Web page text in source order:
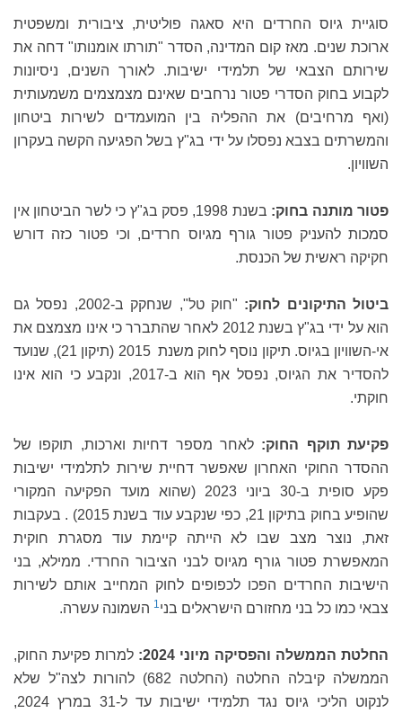
סוגיית גיוס החרדים היא סאגה פוליטית, ציבורית ומשפטית
ארוכת שנים. מאז קום המדינה, הסדר "תורתו אומנותו" דחה את
שירותם הצבאי של תלמידי ישיבות. לאורך השנים, ניסיונות
לקבוע בחוק הסדרי פטור נרחבים שאינם מצמצמים משמעותית
(ואף מרחיבים) את ההפליה בין המועמדים לשירות ביטחון
והמשרתים בצבא נפסלו על ידי בג"ץ בשל הפגיעה הקשה בעקרון
השוויון.
פטור מותנה בחוק:
בשנת 1998, פסק בג"ץ כי לשר הביטחון אין
סמכות להעניק פטור גורף מגיוס חרדים, וכי פטור כזה דורש
חקיקה ראשית של הכנסת.
ביטול התיקונים לחוק:
"חוק טל", שנחקק ב-2002, נפסל גם
הוא על ידי בג"ץ בשנת 2012 לאחר שהתברר כי אינו מצמצם את
אי-השוויון בגיוס. תיקון נוסף לחוק משנת 2015 (תיקון 21), שנועד
להסדיר את הגיוס, נפסל אף הוא ב-2017, ונקבע כי הוא אינו
חוקתי.
פקיעת תוקף החוק: לאחר מספר דחיות וארכות, תוקפו של
ההסדר החוקי האחרון שאפשר דחיית שירות לתלמידי ישיבות
פקע סופית ב-30 ביוני 2023 (שהוא מועד הפקיעה המקורי
שהופיע בחוק בתיקון 21, כפי שנקבע עוד בשנת 2015) . בעקבות
זאת, נוצר מצב שבו לא הייתה קיימת עוד מסגרת חוקית
המאפשרת פטור גורף מגיוס לבני הציבור החרדי. ממילא, בני
הישיבות החרדים הפכו לכפופים לחוק המחייב אותם לשירות
צבאי כמו כל בני מחזורם הישראלים בני 1 השמונה עשרה.
החלטת הממשלה והפסיקה מיוני 2024:
למרות פקיעת החוק,
הממשלה קיבלה החלטה (החלטה 682) להורות לצה"ל שלא
לנקוט הליכי גיוס נגד תלמידי ישיבות עד ל-31 במרץ 2024,